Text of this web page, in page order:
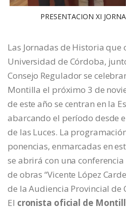
PRESENTACION XI
Las Jornadas de Historia que
Universidad de Córdoba,
Consejo Regulador se
Montilla el próximo 3 de
de este año se centran en la
abarcando el período desde
de las Luces. La
ponencias, enmarcadas en
se abrirá con una
de obras “Vicente López
de la Audiencia Provincial de
El cronista oficial de